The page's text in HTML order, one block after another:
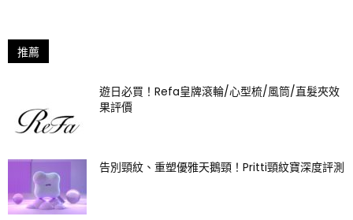
推薦
遊日必買！Refa皇牌滾輪/心型梳/風筒/直髮夾效
果評價
告別頸紋、重塑優雅天鵝頸！Pritti頸紋寶深度評測